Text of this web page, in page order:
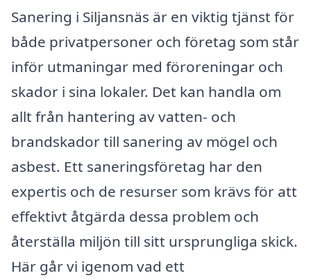
Sanering i Siljansnäs är en viktig tjänst för
både privatpersoner och företag som står
inför utmaningar med föroreningar och
skador i sina lokaler. Det kan handla om
allt från hantering av vatten- och
brandskador till sanering av mögel och
asbest. Ett saneringsföretag har den
expertis och de resurser som krävs för att
effektivt åtgärda dessa problem och
återställa miljön till sitt ursprungliga skick.
Här går vi igenom vad ett